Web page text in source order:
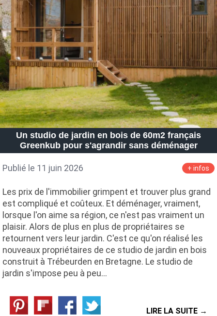
Un studio de jardin en bois de 60m2 français
Greenkub pour s'agrandir sans déménager
Publié le 11 juin 2026 + infos
Les prix de l'immobilier grimpent et trouver plus grand
est compliqué et coûteux. Et déménager, vraiment,
lorsque l'on aime sa région, ce n'est pas vraiment un
plaisir. Alors de plus en plus de propriétaires se
retournent vers leur jardin. C'est ce qu'on réalisé les
nouveaux propriétaires de ce studio de jardin en bois
construit à Trébeurden en Bretagne. Le studio de
jardin s'impose peu à peu…
LIRE LA SUITE →